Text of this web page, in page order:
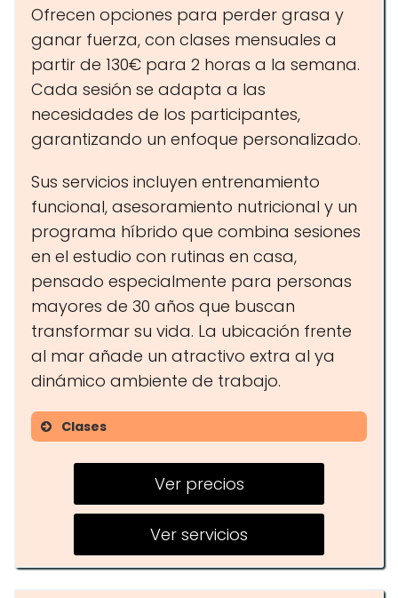
Ofrecen opciones para perder grasa y
ganar fuerza, con clases mensuales a
partir de 130€ para 2 horas a la semana.
Cada sesión se adapta a las
necesidades de los participantes,
garantizando un enfoque personalizado.
Sus servicios incluyen entrenamiento
funcional, asesoramiento nutricional y un
programa híbrido que combina sesiones
en el estudio con rutinas en casa,
pensado especialmente para personas
mayores de 30 años que buscan
transformar su vida. La ubicación frente
al mar añade un atractivo extra al ya
dinámico ambiente de trabajo.
Clases
Pérdida de grasa (130€/mes,
2h/semana)
Ganancia de fuerza (190€/mes,
2h/semana)
Entrenamiento funcional
Ver precios
Ver servicios